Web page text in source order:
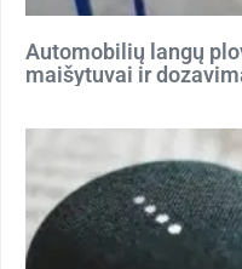
Automobilių langų
maišytuvai ir